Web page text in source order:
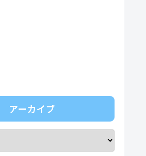
アーカイブ